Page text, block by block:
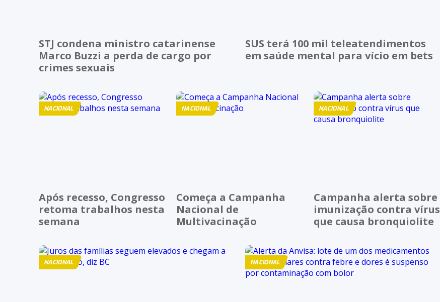
STJ condena ministro catarinense
Marco Buzzi a perda de cargo por
crimes sexuais
SUS terá 100 mil teleatendimentos
em saúde mental para vício em bets
NACIONAL
Após recesso, Congresso
retoma trabalhos nesta
semana
NACIONAL
Começa a Campanha
Nacional de
Multivacinação
NACIONAL
Campanha alerta sobre
imunização contra vírus
que causa bronquiolite
NACIONAL NACIONAL